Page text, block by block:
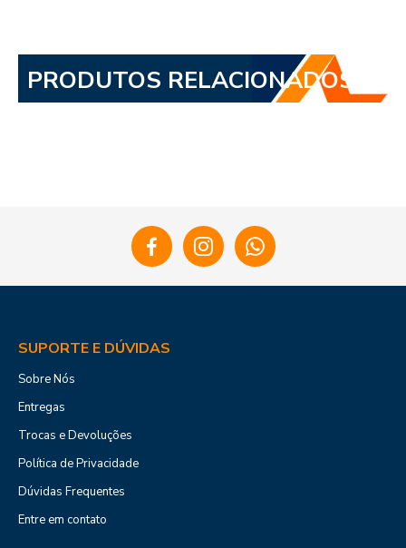
PRODUTOS RELACIONADOS
SUPORTE E DÚVIDAS
Sobre Nós
Entregas
Trocas e Devoluções
Política de Privacidade
Dúvidas Frequentes
Entre em contato